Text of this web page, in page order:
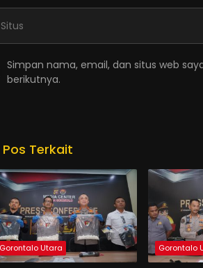
Simpan nama, email, dan situs web
berikutnya.
Pos Terkait
Gorontalo Utara Gorontalo